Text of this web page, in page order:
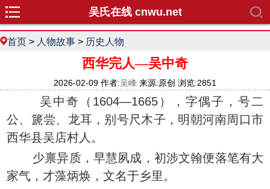
吴氏在线 cnwu.net
首页 > 人物故事 > 历史人物
西华完人—吴中奇
2026-02-09 作者:吴峰 来源:原创 浏览:2851
吴中奇（1604—1665），字偶子，号二
公、篪尝、龙耳，别号尺木子，明朝河南周口市
西华县吴店村人。
少禀异质，早慧夙成，初涉文翰便落笔有大
家气，才藻炳焕，文名于乡里。